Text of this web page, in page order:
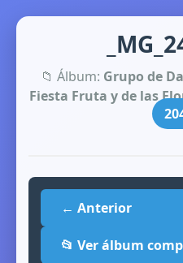
📁 Álbum: Grupo de
Fiesta Fruta y de las
← Anterior
📂 Ver álbum